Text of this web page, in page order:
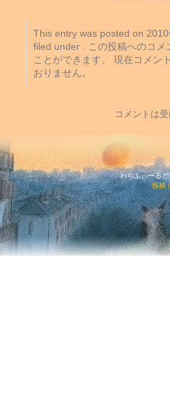
This entry was posted on
filed under . この投稿へのコ
ことができます。 現在コメン
おりません。
コメントは
わちふぃーる
投稿